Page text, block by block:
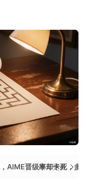
AIME晋级率却卡死，多
展开更多